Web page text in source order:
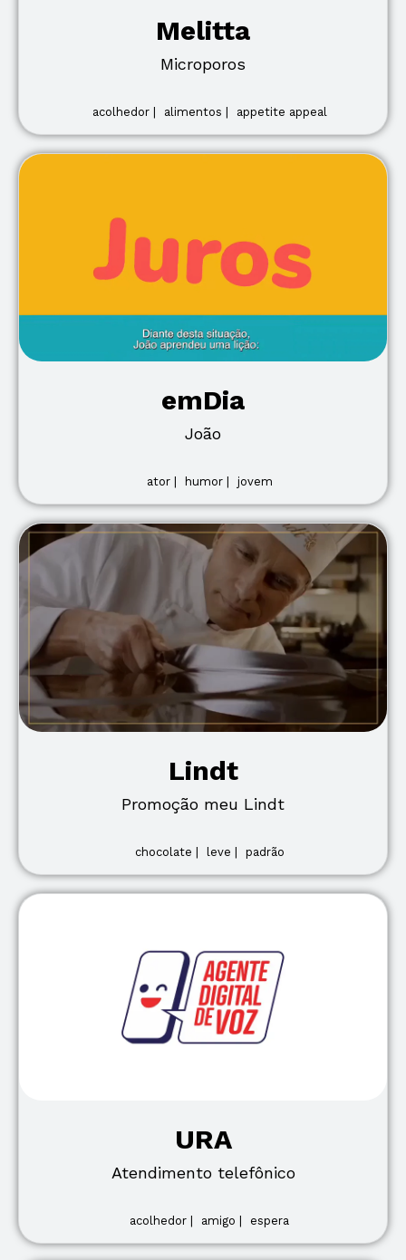
Melitta
Microporos
acolhedor | alimentos | appetite appeal
emDia
João
ator | humor | jovem
Lindt
Promoção meu Lindt
chocolate | leve | padrão
URA
Atendimento telefônico
acolhedor | amigo | espera